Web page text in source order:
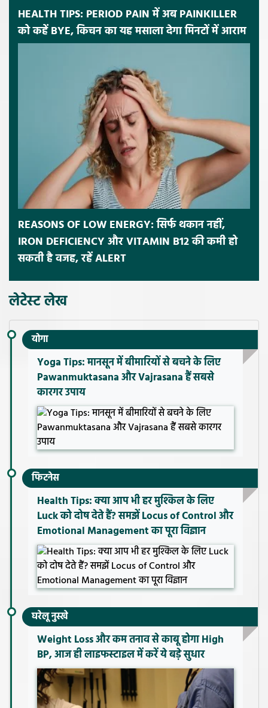
HEALTH TIPS: PERIOD PAIN में अब PAINKILLER
को कहें BYE, किचन का यह मसाला देगा मिनटों में आराम
REASONS OF LOW ENERGY: सिर्फ थकान नहीं,
IRON DEFICIENCY और VITAMIN B12 की कमी हो
सकती है वजह, रहें ALERT
लेटेस्ट लेख
योगा
Yoga Tips: मानसून में बीमारियों से बचने के लिए
Pawanmuktasana और Vajrasana हैं सबसे
कारगर उपाय
फिटनेस
Health Tips: क्या आप भी हर मुश्किल के लिए
Luck को दोष देते हैं? समझें Locus of Control और
Emotional Management का पूरा विज्ञान
घरेलू नुस्खे
Weight Loss और कम तनाव से काबू होगा High
BP, आज ही लाइफस्टाइल में करें ये बड़े सुधार